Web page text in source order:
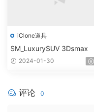
iClone道具
SM_LuxurySUV 3Dsmax
2024-01-30
评论 0